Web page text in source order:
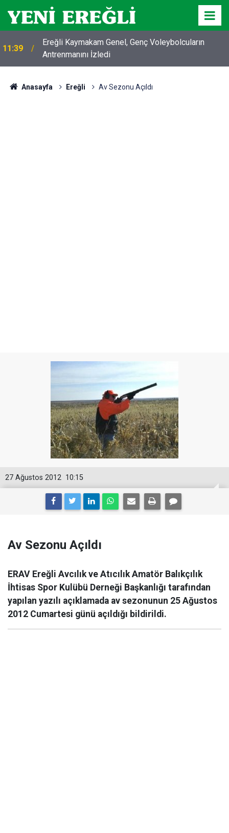
11:39
Ereğli Kaymakam Genel, Genç Voleybolcuların
Antrenmanını İzledi
Anasayfa Ereğli Av Sezonu Açıldı
10:15
27 Ağustos 2012
Av Sezonu Açıldı
ERAV Ereğli Avcılık ve Atıcılık Amatör Balıkçılık
İhtisas Spor Kulübü Derneği Başkanlığı tarafından
yapılan yazılı açıklamada av sezonunun 25 Ağustos
2012 Cumartesi günü açıldığı bildirildi.